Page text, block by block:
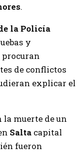
.
la Policía
y
de conflictos
explicar el
la muerte de un
Salta capital
fueron